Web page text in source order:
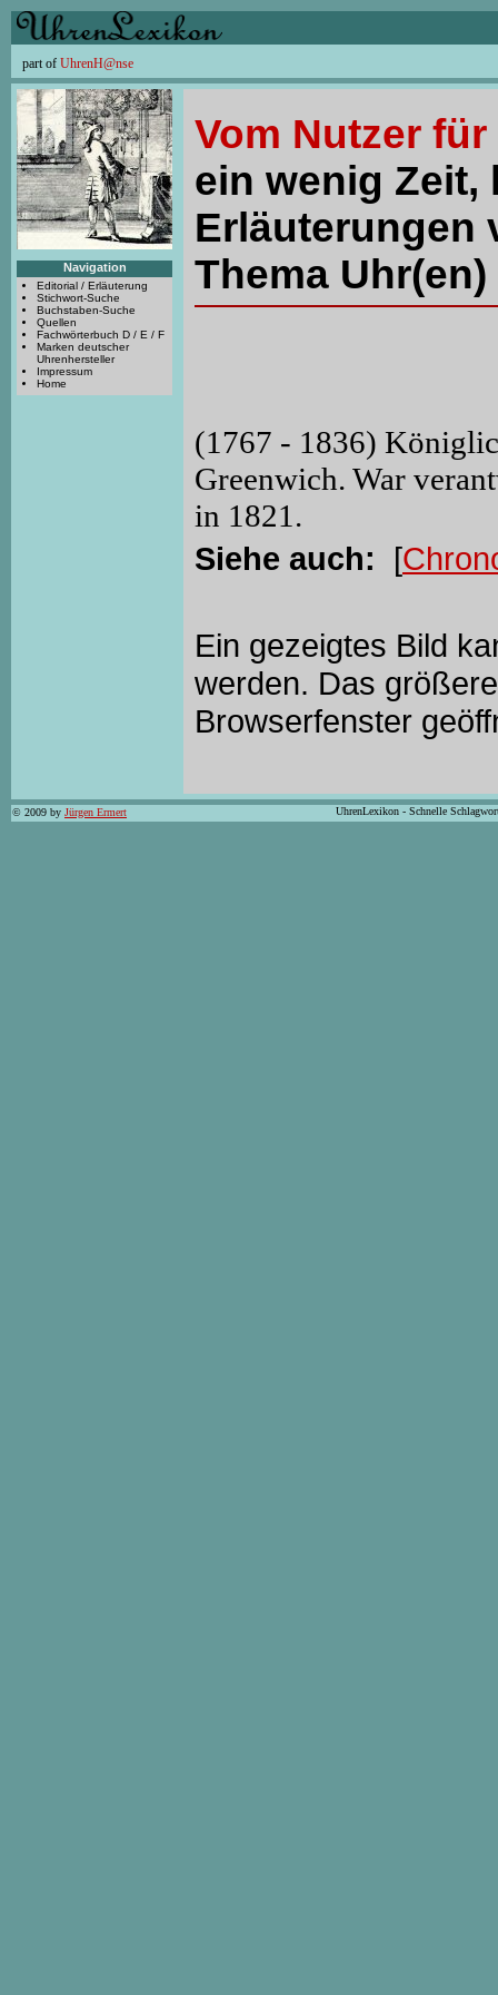
part of UhrenH@nse
Navigation
Editorial / Erläuterung
Stichwort-Suche
Buchstaben-Suche
Quellen
Fachwörterbuch D / E / F
Marken deutscher
Uhrenhersteller
Impressum
Home
Vom Nutzer
ein wenig Zeit,
Erläuterungen
Thema
(1767 - 1836)
Greenwich. War
in 1821.
Siehe auch: [
Ein gezeigtes Bild
werden. Das
Browserfenster
© 2009 by Jürgen Ermert UhrenLexikon - Schnelle